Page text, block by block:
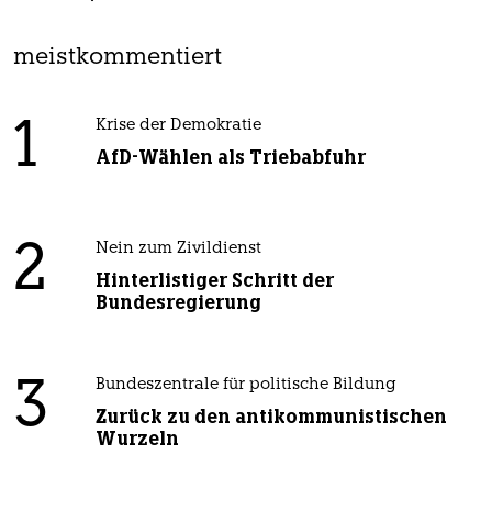
meistkommentiert
1 Krise der Demokratie
AfD-Wählen als Triebabfuhr
2 Nein zum Zivildienst
Hinterlistiger Schritt der
Bundesregierung
3 Bundeszentrale für politische Bildung
Zurück zu den antikommunistischen
Wurzeln